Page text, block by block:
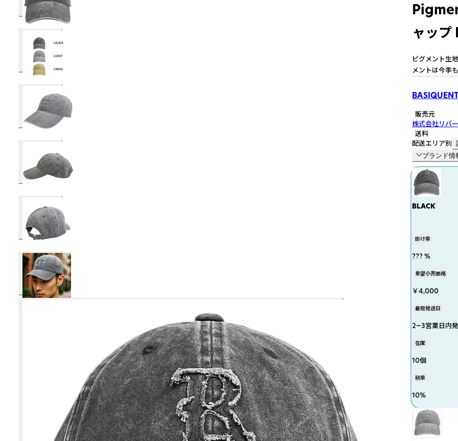
ャップ
ピグメント生
メントは今季
販売元
株式会社リバ
送料
配送エリア別
ブランド情
BLACK
掛け率
??? %
希望小売価格
￥4,000
最短発送日
2~3営業日内
在庫
10個
税率
10%